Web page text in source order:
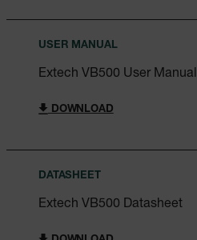
USER MANUAL
Extech VB500 User Manual
DOWNLOAD
DATASHEET
Extech VB500 Datasheet